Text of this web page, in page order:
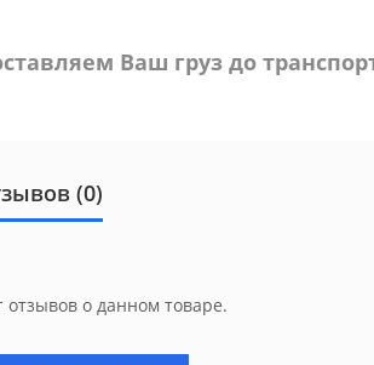
Ваш груз до
(0)
отзывов о данном товаре.